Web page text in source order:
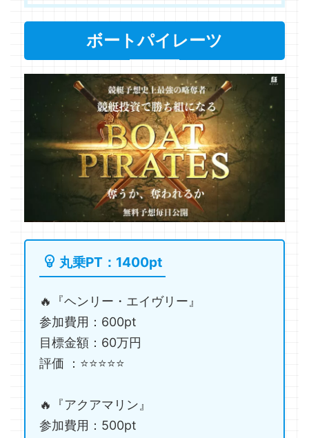
ボートパイレーツ
丸乗PT：1400pt
🔥『ヘンリー・エイヴリー』
参加費用：600pt
目標金額：60万円
評価 ：⭐️⭐️⭐️⭐️⭐️
🔥『アクアマリン』
参加費用：500pt